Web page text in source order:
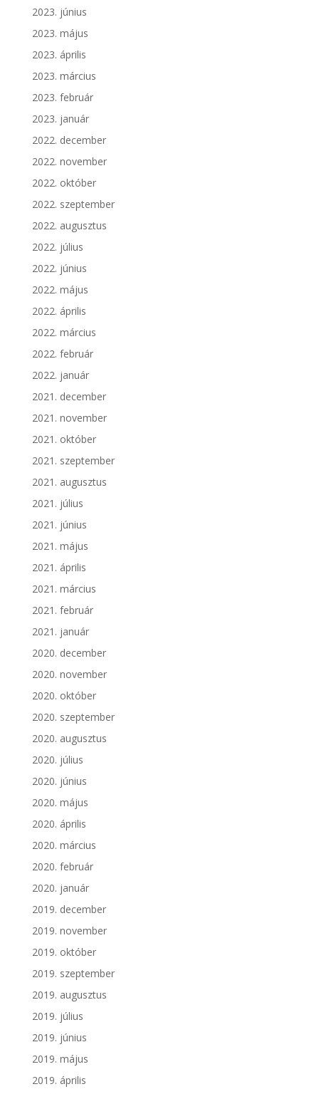
2023. június
2023. május
2023. április
2023. március
2023. február
2023. január
2022. december
2022. november
2022. október
2022. szeptember
2022. augusztus
2022. július
2022. június
2022. május
2022. április
2022. március
2022. február
2022. január
2021. december
2021. november
2021. október
2021. szeptember
2021. augusztus
2021. július
2021. június
2021. május
2021. április
2021. március
2021. február
2021. január
2020. december
2020. november
2020. október
2020. szeptember
2020. augusztus
2020. július
2020. június
2020. május
2020. április
2020. március
2020. február
2020. január
2019. december
2019. november
2019. október
2019. szeptember
2019. augusztus
2019. július
2019. június
2019. május
2019. április